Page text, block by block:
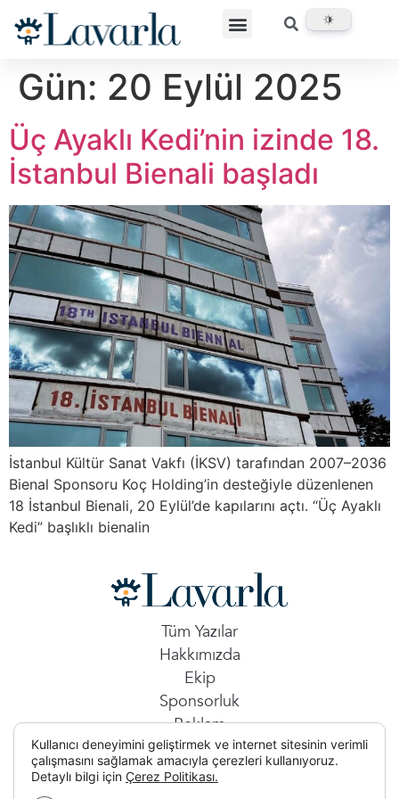
Gün: 20 Eylül 2025
Üç Ayaklı Kedi’nin izinde 18.
İstanbul Bienali başladı
İstanbul Kültür Sanat Vakfı (İKSV) tarafından 2007–2036
Bienal Sponsoru Koç Holding’in desteğiyle düzenlenen
18 İstanbul Bienali, 20 Eylül’de kapılarını açtı. “Üç Ayaklı
Kedi” başlıklı bienalin
Tüm Yazılar
Hakkımızda
Ekip
Sponsorluk
Reklam
İletişim
Kullanıcı deneyimini geliştirmek ve internet sitesinin verimli
çalışmasını sağlamak amacıyla çerezleri kullanıyoruz.
Detaylı bilgi için Çerez Politikası.